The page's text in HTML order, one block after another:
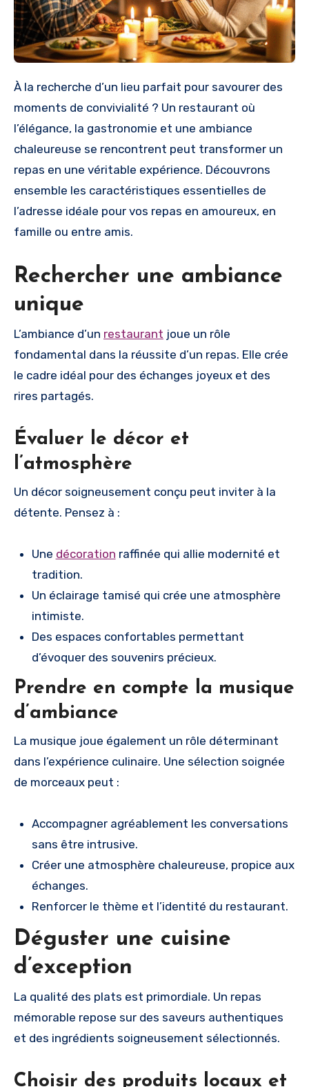
À la recherche d’un lieu parfait pour savourer des
moments de convivialité ? Un restaurant où
l’élégance, la gastronomie et une ambiance
chaleureuse se rencontrent peut transformer un
repas en une véritable expérience. Découvrons
ensemble les caractéristiques essentielles de
l’adresse idéale pour vos repas en amoureux, en
famille ou entre amis.
Rechercher une ambiance
unique
L’ambiance d’un restaurant joue un rôle
fondamental dans la réussite d’un repas. Elle crée
le cadre idéal pour des échanges joyeux et des
rires partagés.
Évaluer le décor et
l’atmosphère
Un décor soigneusement conçu peut inviter à la
détente. Pensez à :
Une décoration raffinée qui allie modernité et
tradition.
Un éclairage tamisé qui crée une atmosphère
intimiste.
Des espaces confortables permettant
d’évoquer des souvenirs précieux.
Prendre en compte la musique
d’ambiance
La musique joue également un rôle déterminant
dans l’expérience culinaire. Une sélection soignée
de morceaux peut :
Accompagner agréablement les conversations
sans être intrusive.
Créer une atmosphère chaleureuse, propice aux
échanges.
Renforcer le thème et l’identité du restaurant.
Déguster une cuisine
d’exception
La qualité des plats est primordiale. Un repas
mémorable repose sur des saveurs authentiques
et des ingrédients soigneusement sélectionnés.
Choisir des produits locaux et